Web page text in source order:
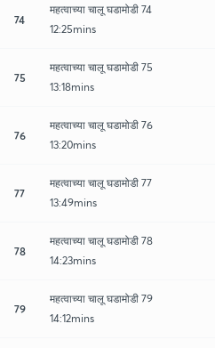
74
महत्वाच्या चालू घडामोडी 74
12:25mins
75
महत्वाच्या चालू घडामोडी 75
13:18mins
76
महत्वाच्या चालू घडामोडी 76
13:20mins
77
महत्वाच्या चालू घडामोडी 77
13:49mins
78
महत्वाच्या चालू घडामोडी 78
14:23mins
79
महत्वाच्या चालू घडामोडी 79
14:12mins